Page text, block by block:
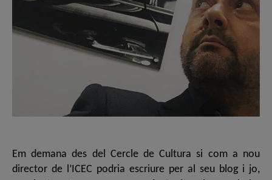
Em demana des del Cercle de Cultura si com a nou
director de l’ICEC podria escriure per al seu blog i jo,